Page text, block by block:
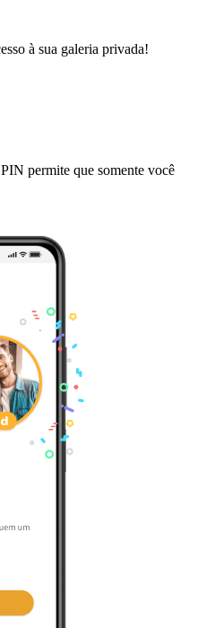
à sua galeria privada!
permite que somente você